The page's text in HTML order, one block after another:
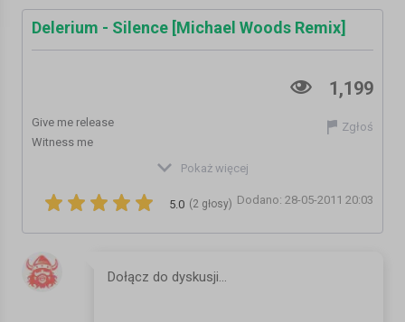
Delerium - Silence [Michael Woods Remix]
1,199
Zgłoś
Give me release
Witness me
Heaven holds a sense of wonder
Passion choke the flower
Until she cries no more
Pokaż więcej
Dodano: 28-05-2011 20:03
(2 głosy)
5.0